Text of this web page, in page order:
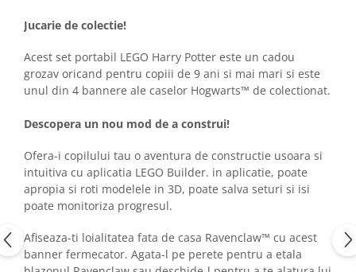
Jucarie de colectie!
Acest set portabil LEGO Harry Potter este un cadou
grozav oricand pentru copiii de 9 ani si mai mari si este
unul din 4 bannere ale caselor Hogwarts™ de colectionat.
Descopera un nou mod de a construi!
Ofera-i copilului tau o aventura de constructie usoara si
intuitiva cu aplicatia LEGO Builder. in aplicatie, poate
apropia si roti modelele in 3D, poate salva seturi si isi
poate monitoriza progresul.
Afiseaza-ti loialitatea fata de casa Ravenclaw™ cu acest
banner fermecator. Agata-l pe perete pentru a etala